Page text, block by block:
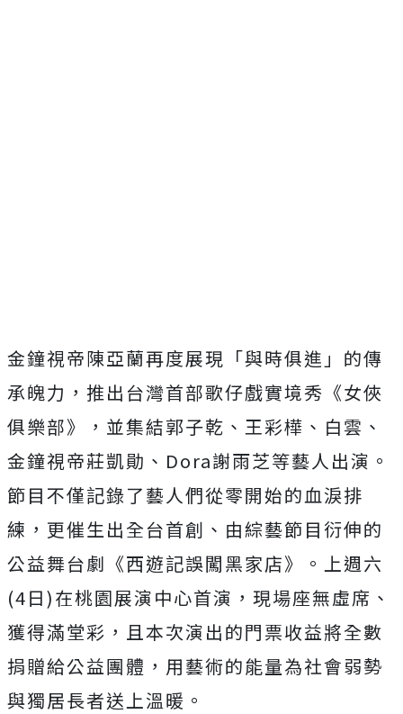
金鐘視帝陳亞蘭再度展現「與時俱進」的傳
承魄力， 推出台灣首部歌仔戲實境秀《女俠
俱樂部》，並集結郭子乾、 王彩樺、白雲、
金鐘視帝莊凱勛、 Dora謝雨芝等藝人出演。
節目不僅記錄了藝人們從零開始的血淚排
練，更催生出全台首創、 由綜藝節目衍伸的
公益舞台劇《西遊記誤闖黑家店》。上週六
(4日)在桃園展演中心首演，現場座無虛席、
獲得滿堂彩， 且本次演出的門票收益將全數
捐贈給公益團體， 用藝術的能量為社會弱勢
與獨居長者送上溫暖。